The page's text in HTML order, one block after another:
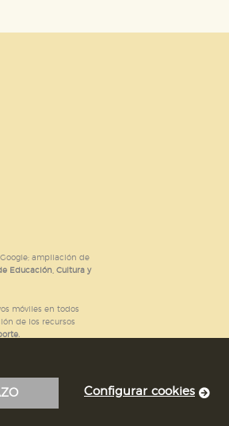
ampliación de
Educación, Cultura y
móviles en todos
de los recursos
Configurar cookies